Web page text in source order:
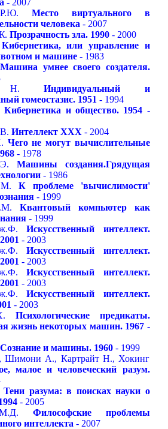
Р.Ю. Место виртуального в
человека - 2007
Прозрачность зла. 1990- 2000
Кибернетика, или управление и
и машине- 1983
Машина умнее своего создателя.
Н.Индивидуальный и
гомеостазис. 1951 - 1994
Кибернетика и общество. 1954 -
Интеллект ХХХ - 2004
Чего не могут вычислительные
- 1978
Э. Машины создания.Грядущая
- 1986
К проблеме 'вычислимости'
- 1999
Квантовый компьютер как
- 1999
Искусственный интеллект.
- 2003
Искусственный интеллект.
- 2003
Искусственный интеллект.
- 2003
Искусственный интеллект.
- 2003
Психологические предикаты.
жизнь некоторых машин. 1967 -
Сознание и машины. 1960- 1999
Шимони А., Картрайт Н., Хокинг
малое и человеческий разум.
Тени разума: в поисках науки о
- 2005
М.Д. Философские проблемы
интеллекта - 2007